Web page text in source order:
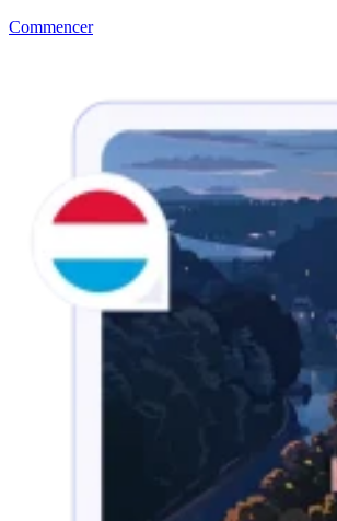
Commencer